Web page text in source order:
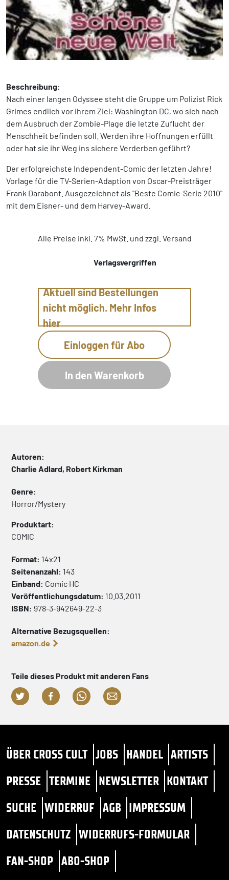
Beschreibung:
Nach einer langen Odyssee steht die Gruppe um Polizist Rick
Grimes endlich vor ihrem Ziel: Washington DC, wo sich nach
dem Ausbruch der Zombie-Plage die letzte Zuflucht der
Menschheit befinden soll. Werden ihre Hoffnungen erfüllt
oder hat sie ihr Weg ins sichere Verderben geführt?
Der erfolgreichste Independent-Comic der letzten Jahre!
Vorlage für die TV-Serien-Adaption von Oscar-Preisträger
Frank Darabont. Ausgezeichnet als "Beste Comic-Serie 2010"
mit dem Eisner- und dem Harvey-Award.
Alle Preise inkl. 7% MwSt. und zzgl. Versand
Verlagsvergriffen
Aktuell sind Bestellungen
nicht möglich. Mehr Infos
hier
Einloggen für Abo
In den Warenkorb
Autoren:
Charlie Adlard, Robert Kirkman
Genre:
Horror/Mystery
Produktart:
COMIC
Format: 14x21
Seitenanzahl: 143
Einband: Comic HC
Veröffentlichungsdatum: 10.03.2011
ISBN: 978-3-942649-22-3
Alternative Bezugsquellen:
amazon.de
Teile dieses Produkt mit anderen Fans
ÜBER CROSS CULT JOBS HANDEL ARTISTS
PRESSE TERMINE NEWSLETTER KONTAKT
SUCHE WIDERRUF AGB IMPRESSUM
DATENSCHUTZ WIDERRUFS-FORMULAR
FAN-SHOP ABO-SHOP